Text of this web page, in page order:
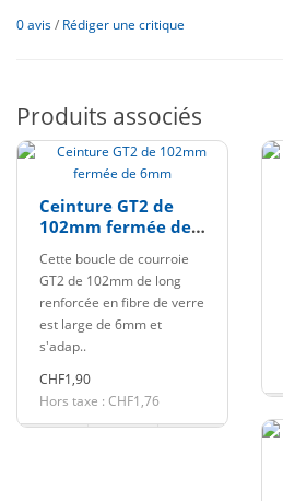
0 avis/ Rédiger une critique
Produits associés
Ceinture GT2 de
102mm fermée de
Cette boucle de courroie
GT2 de 102mm de long
renforcée en fibre de verre
est large de 6mm et
s'adap..
CHF1,90
Hors taxe : CHF1,76